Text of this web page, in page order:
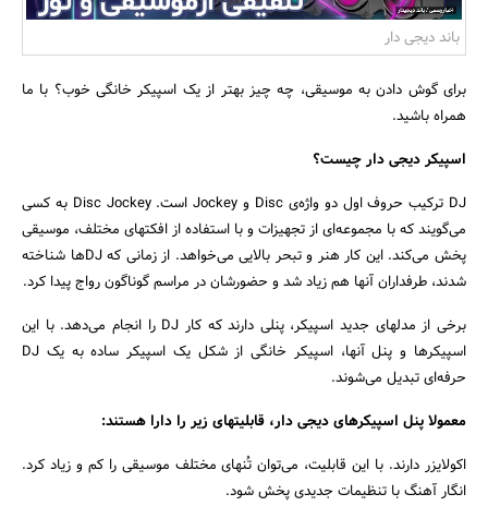
باند دیجی دار
برای گوش دادن به موسیقی، چه چیز بهتر از یک اسپیکر خانگی خوب؟ با ما
همراه باشید.
اسپیکر دیجی دار چیست؟
DJ ترکیب حروف اول دو واژه‌ی Disc و Jockey است. Disc Jockey به کسی
می‌گویند که با مجموعه‌ای از تجهیزات و با استفاده از افکتهای مختلف، موسیقی
پخش می‌کند. این کار هنر و تبحر بالایی می‌خواهد. از زمانی که DJها شناخته
شدند، طرفداران آنها هم زیاد شد و حضورشان در مراسم گوناگون رواج پیدا کرد.
برخی از مدلهای جدید اسپیکر، پنلی دارند که کار DJ را انجام می‌دهد. با این
اسپیکرها و پنل آنها، اسپیکر خانگی از شکل یک اسپیکر ساده به یک DJ
حرفه‌ای تبدیل می‌شوند.
معمولا پنل اسپیکرهای دیجی دار، قابلیتهای زیر را دارا هستند:
اکولایزر دارند. با این قابلیت، می‌توان تُنهای مختلف موسیقی را کم و زیاد کرد.
انگار آهنگ با تنظیمات جدیدی پخش شود.